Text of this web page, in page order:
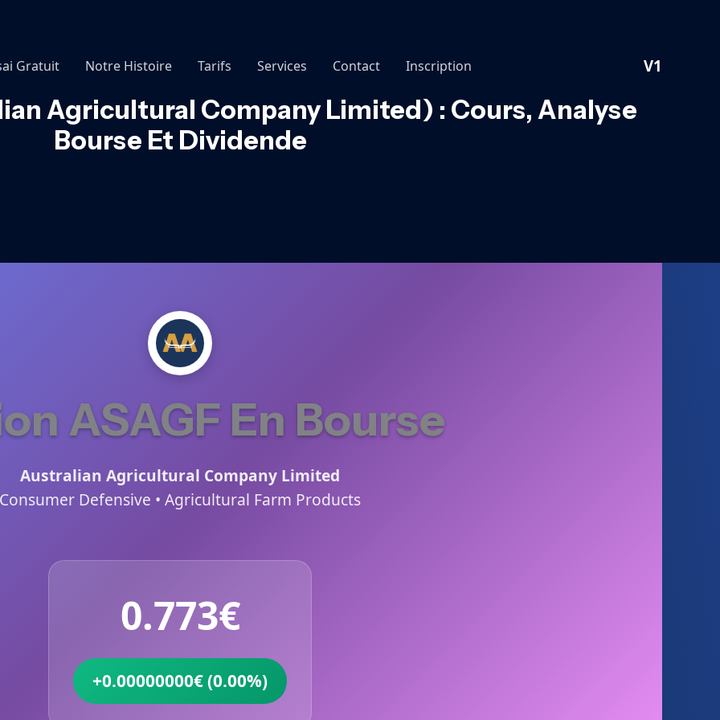
Gratuit Notre Histoire Tarifs Services Contact Inscription V1
Agricultural Company Limited) : Cours, Analyse
Bourse Et Dividende
ASAGF En Bourse
Australian Agricultural Company Limited
Consumer Defensive • Agricultural Farm Products
0.773€
+0.00000000€ (0.00%)